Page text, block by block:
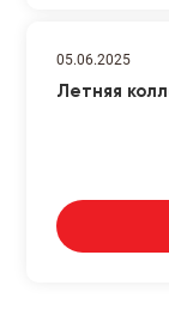
05.06.2025
Летняя